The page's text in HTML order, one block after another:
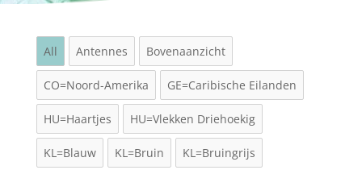
All Antennes Bovenaanzicht
CO=Noord-Amerika GE=Caribische Eilanden
HU=Haartjes HU=Vlekken Driehoekig
KL=Blauw KL=Bruin KL=Bruingrijs